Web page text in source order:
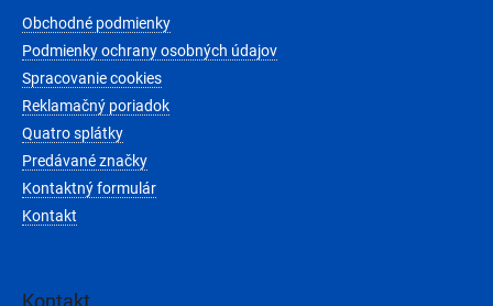
Obchodné podmienky
Podmienky ochrany osobných údajov
Spracovanie cookies
Reklamačný poriadok
Quatro splátky
Predávané značky
Kontaktný formulár
Kontakt
Kontakt